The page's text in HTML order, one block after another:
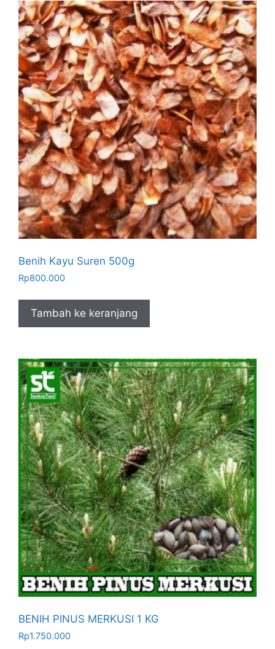
Benih Kayu Suren 500g
Rp800.000
Tambah ke keranjang
BENIH PINUS MERKUSI 1 KG
Rp1.750.000